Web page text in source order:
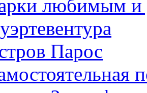
любимым и
Парос